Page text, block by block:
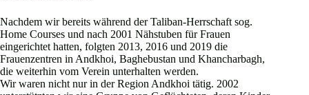
Nachdem wir bereits während der Taliban-Herrschaft sog.
Home Courses und nach 2001 Nähstuben für Frauen
eingerichtet hatten, folgten 2013, 2016 und 2019 die
Frauenzentren in Andkhoi, Baghebustan und Khancharbagh,
die weiterhin vom Verein unterhalten werden.
Wir waren nicht nur in der Region Andkhoi tätig. 2002